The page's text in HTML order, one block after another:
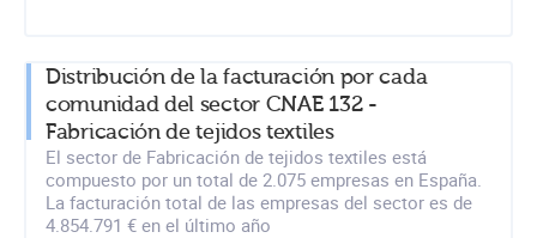
Distribución de la facturación por cada
comunidad del sector CNAE 132 -
Fabricación de tejidos textiles
El sector de Fabricación de tejidos textiles está
compuesto por un total de 2.075 empresas en España.
La facturación total de las empresas del sector es de
4.854.791 € en el último año